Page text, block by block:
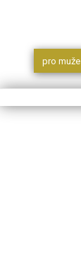
pro muže